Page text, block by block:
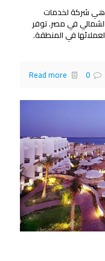
هي شركة لخدمات
في مصر. توفر
في المنطقة.
0
Read more